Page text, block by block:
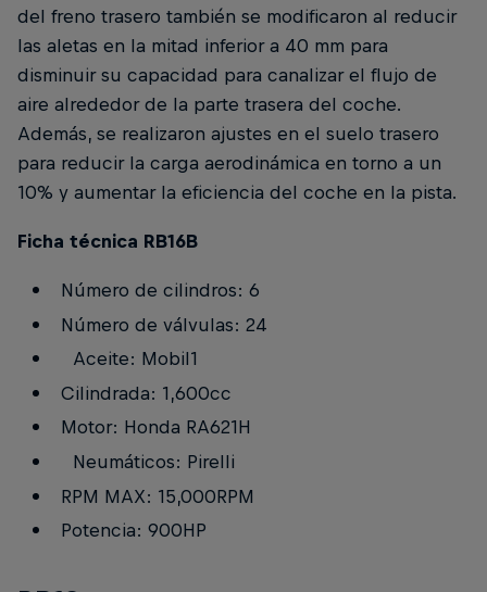
del freno trasero también se modificaron al reducir
las aletas en la mitad inferior a 40 mm para
disminuir su capacidad para canalizar el flujo de
aire alrededor de la parte trasera del coche.
Además, se realizaron ajustes en el suelo trasero
para reducir la carga aerodinámica en torno a un
10% y aumentar la eficiencia del coche en la pista.
Ficha técnica RB16B
Número de cilindros: 6
Número de válvulas: 24
Aceite: Mobil1
Cilindrada: 1,600cc
Motor: Honda RA621H
Neumáticos: Pirelli
RPM MAX: 15,000RPM
Potencia: 900HP